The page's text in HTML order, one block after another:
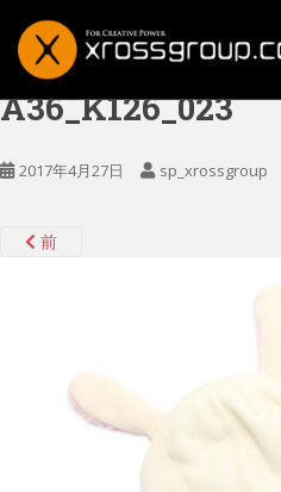
A36_K126_023
2017年4月27日 sp_xrossgroup
前